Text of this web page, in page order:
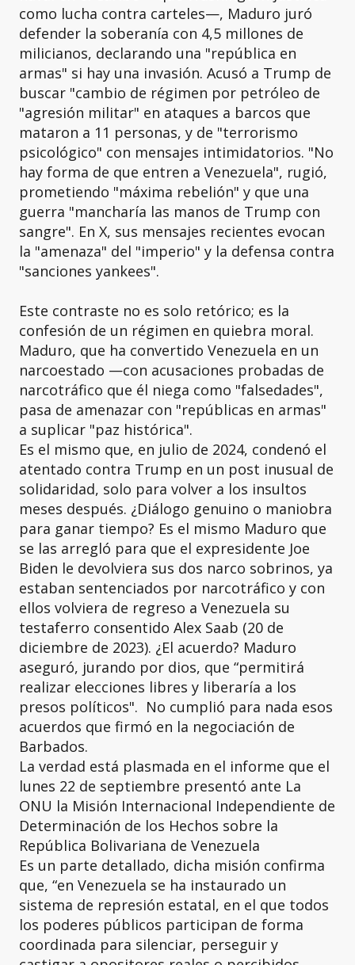
como lucha contra carteles—, Maduro juró
defender la soberanía con 4,5 millones de
milicianos, declarando una "república en
armas" si hay una invasión. Acusó a Trump de
buscar "cambio de régimen por petróleo de
"agresión militar" en ataques a barcos que
mataron a 11 personas, y de "terrorismo
psicológico" con mensajes intimidatorios. "No
hay forma de que entren a Venezuela", rugió,
prometiendo "máxima rebelión" y que una
guerra "mancharía las manos de Trump con
sangre". En X, sus mensajes recientes evocan
la "amenaza" del "imperio" y la defensa contra
"sanciones yankees".
Este contraste no es solo retórico; es la
confesión de un régimen en quiebra moral.
Maduro, que ha convertido Venezuela en un
narcoestado —con acusaciones probadas de
narcotráfico que él niega como "falsedades",
pasa de amenazar con "repúblicas en armas"
a suplicar "paz histórica".
Es el mismo que, en julio de 2024, condenó el
atentado contra Trump en un post inusual de
solidaridad, solo para volver a los insultos
meses después. ¿Diálogo genuino o maniobra
para ganar tiempo? Es el mismo Maduro que
se las arregló para que el expresidente Joe
Biden le devolviera sus dos narco sobrinos, ya
estaban sentenciados por narcotráfico y con
ellos volviera de regreso a Venezuela su
testaferro consentido Alex Saab (20 de
diciembre de 2023). ¿El acuerdo? Maduro
aseguró, jurando por dios, que “permitirá
realizar elecciones libres y liberaría a los
presos políticos". No cumplió para nada esos
acuerdos que firmó en la negociación de
Barbados.
La verdad está plasmada en el informe que el
lunes 22 de septiembre presentó ante La
ONU la Misión Internacional Independiente de
Determinación de los Hechos sobre la
República Bolivariana de Venezuela
Es un parte detallado, dicha misión confirma
que, “en Venezuela se ha instaurado un
sistema de represión estatal, en el que todos
los poderes públicos participan de forma
coordinada para silenciar, perseguir y